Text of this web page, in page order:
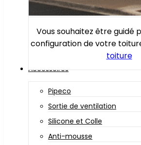
Vous souhaitez être guidé
configuration de votre
toiture
Accessoires
Pipeco
Sortie de ventilation
Silicone et Colle
Anti-mousse